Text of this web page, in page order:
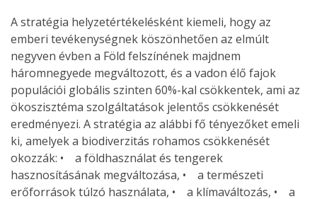
A stratégia helyzetértékelésként kiemeli, hogy az
emberi tevékenységnek köszönhetően az elmúlt
negyven évben a Föld felszínének majdnem
háromnegyede megváltozott, és a vadon élő fajok
populációi globális szinten 60%-kal csökkentek, ami az
ökoszisztéma szolgáltatások jelentős csökkenését
eredményezi. A stratégia az alábbi fő tényezőket emeli
ki, amelyek a biodiverzitás rohamos csökkenését
okozzák: • a földhasználat és tengerek
hasznosításának megváltozása, • a természeti
erőforrások túlzó használata, • a klímaváltozás, • a